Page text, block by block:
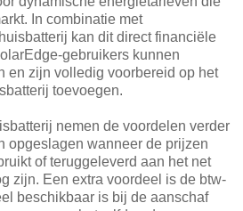
In combinatie met
kan dit direct financiële
gebruikers kunnen
en zijn volledig voorbereid op het
toevoegen.
nemen de voordelen verder
opgeslagen wanneer de prijzen
of teruggeleverd aan het net
zijn. Een extra voordeel is de btw-
beschikbaar is bij de aanschaf